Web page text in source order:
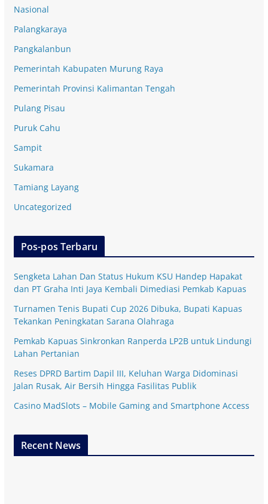
Nasional
Palangkaraya
Pangkalanbun
Pemerintah Kabupaten Murung Raya
Pemerintah Provinsi Kalimantan Tengah
Pulang Pisau
Puruk Cahu
Sampit
Sukamara
Tamiang Layang
Uncategorized
Pos-pos Terbaru
Sengketa Lahan Dan Status Hukum KSU Handep Hapakat
dan PT Graha Inti Jaya Kembali Dimediasi Pemkab Kapuas
Turnamen Tenis Bupati Cup 2026 Dibuka, Bupati Kapuas
Tekankan Peningkatan Sarana Olahraga
Pemkab Kapuas Sinkronkan Ranperda LP2B untuk Lindungi
Lahan Pertanian
Reses DPRD Bartim Dapil III, Keluhan Warga Didominasi
Jalan Rusak, Air Bersih Hingga Fasilitas Publik
Casino MadSlots – Mobile Gaming and Smartphone Access
Recent News